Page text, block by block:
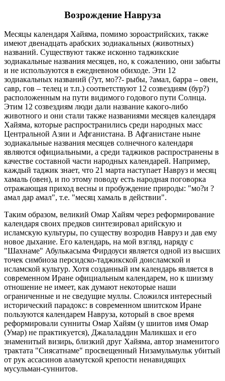
Возрождение Навруза
Месяцы календаря Хайяма, помимо зороастрийских, также
имеют двенадцать арабских зодиакальных (животных)
названий. Существуют также исконно таджикские
зодиакальные названия месяцев, но, к сожалению, они забыты
и не используются в ежедневном обиходе. Эти 12
зодиакальных названий (?ут, мо??- рыбы, ?амал, барра – овен,
савр, гов – телец и т.п.) соответствуют 12 созвездиям (бур?)
расположенным на пути видимого годового пути Солнца.
Этим 12 созвездиям люди дали название какого-либо
животного и они стали также названиями месяцев календаря
Хайяма, которые распространились среди народных масс
Центральной Азии и Афганистана. В Афганистане ныне
зодиакальные названия месяцев солнечного календаря
являются официальными, а среди таджиков распространены в
качестве составной части народных календарей. Например,
каждый таджик знает, что 21 марта наступает Навруз и месяц
хамаль (овен), и по этому поводу есть народная поговорка
отражающая приход весны и пробуждение природы: "мо?и ?
амал дар амал", т.е. "месяц хамаль в действии".
Таким образом, великий Омар Хайям через реформирование
календаря своих предков синтезировал арийскую и
исламскую культуры, по существу возродив Навруз и дав ему
новое дыхание. Его календарь, на мой взгляд, наряду с
"Шахнаме" Абулькасыма Фирдоуси является одной из высших
точек симбиоза персидско-таджикской доисламской и
исламской культур. Хотя созданный им календарь является в
современном Иране официальным календарем, но к шиизму
отношение не имеет, как думают некоторые наши
ограниченные и не сведущие муллы. Сложился интересный
исторический парадокс: в современном шиитском Иране
пользуются календарем Навруза, который в свое время
реформировали сунниты Омар Хайям (у шиитов имя Омар
(Умар) не практикуется), Джалаладдин Маликшах и его
знаменитый визирь, близкий друг Хайяма, автор знаменитого
трактата "Сиясатнаме" просвещенный Низамульмульк убитый
от рук ассасинов аламутской крепости ненавидящих
мусульман-суннитов.